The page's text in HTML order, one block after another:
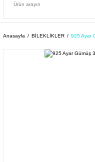
Anasayfa BİLEKLİKLER 925 Ayar